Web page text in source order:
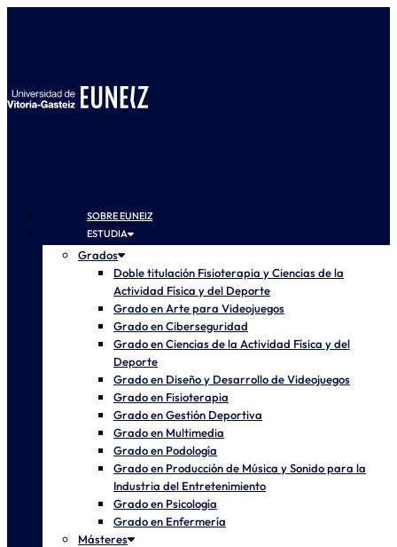
SOBRE EUNEIZ
ESTUDIA
Grados
Doble titulación Fisioterapia y Ciencias de la
Actividad Física y del Deporte
Grado en Arte para Videojuegos
Grado en Ciberseguridad
Grado en Ciencias de la Actividad Física y del
Deporte
Grado en Diseño y Desarrollo de Videojuegos
Grado en Fisioterapia
Grado en Gestión Deportiva
Grado en Multimedia
Grado en Podología
Grado en Producción de Música y Sonido para la
Industria del Entretenimiento
Grado en Psicología
Grado en Enfermería
Másteres